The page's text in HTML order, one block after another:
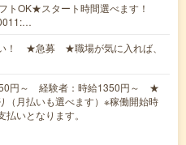
トOK★スタート時間選べます！
！ ★急募 ★職場が気に入れば、
円～ 経験者：時給1350円～ ★
（月払いも選べます）※稼働開始時
いとなります。